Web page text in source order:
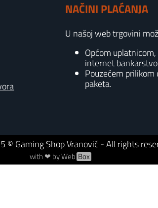
NAČINI PLAĆANJA
U našoj web trgovini
Općom
internet
Pouzećem prilikom
paketa.
© Gaming Shop Vranović - All rights
with ❤ by Web Box